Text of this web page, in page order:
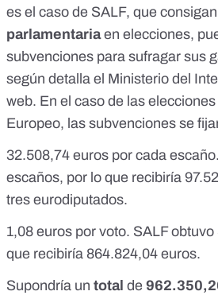
es el caso de SALF, que consigan
parlamentariaen elecciones,
subvenciones para sufragar sus
según detalla el Ministerio del
web. En el caso de las
Europeo, las subvenciones se
32.508,74 euros por cada
escaños, por lo que recibiría
tres eurodiputados.
1,08 euros por voto. SALFobtuvo
que recibiría 864.824,04 euros.
Supondría un total de